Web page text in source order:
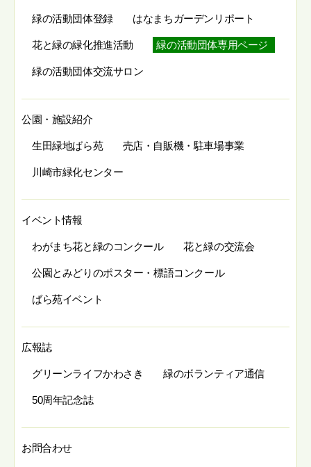
緑の活動団体登録 はなまちガーデンリポート
花と緑の緑化推進活動 緑の活動団体専用ページ
緑の活動団体交流サロン
公園・施設紹介
生田緑地ばら苑 売店・自販機・駐車場事業
川崎市緑化センター
イベント情報
わがまち花と緑のコンクール 花と緑の交流会
公園とみどりのポスター・標語コンクール
ばら苑イベント
広報誌
グリーンライフかわさき 緑のボランティア通信
50周年記念誌
お問合わせ